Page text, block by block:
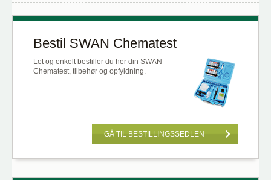
Bestil SWAN Chematest
Let og enkelt bestiller du her din SWAN
Chematest, tilbehør og opfyldning.
GÅ TIL BESTILLINGSSEDLEN